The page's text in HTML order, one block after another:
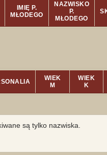
IMIĘ P.
MŁODEGO
NAZWISKO
P.
MŁODEGO
WIEK
M
WIEK
K
są tylko nazwiska.